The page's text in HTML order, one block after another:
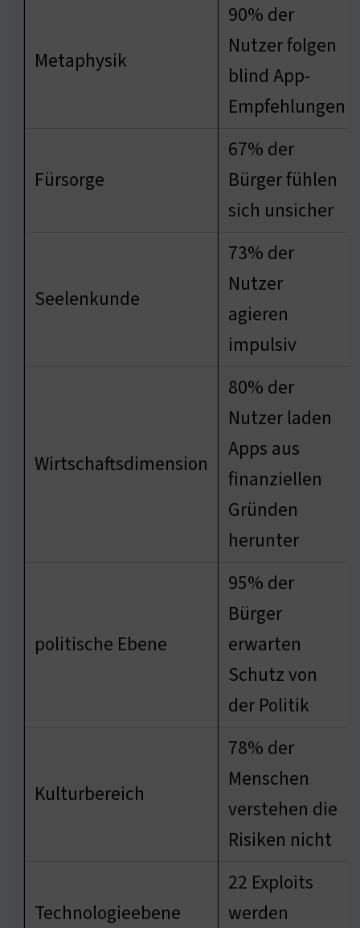
Metaphysik
90% der
Nutzer folgen
blind App-
Empfehlungen
Fürsorge
67% der
Bürger fühlen
sich unsicher
Seelenkunde
73% der
Nutzer
agieren
impulsiv
Wirtschaftsdimension
80% der
Nutzer laden
Apps aus
finanziellen
Gründen
herunter
politische Ebene
95% der
Bürger
erwarten
Schutz von
der Politik
Kulturbereich
78% der
Menschen
verstehen die
Risiken nicht
Technologieebene
22 Exploits
werden